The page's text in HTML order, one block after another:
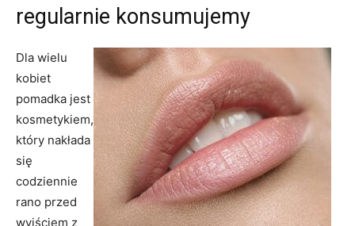
regularnie konsumujemy
Dla wielu
kobiet
pomadka jest
kosmetykiem,
który nakłada
się
codziennie
rano przed
wyjściem z